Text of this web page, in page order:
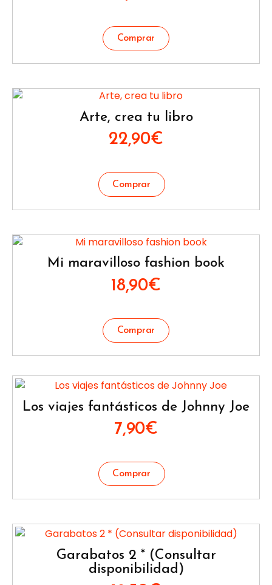
Arte, crea tu libro
22,90€
Mi maravilloso fashion book
18,90€
Los viajes fantásticos de Johnny Joe
7,90€
Garabatos 2 * (Consultar
disponibilidad)